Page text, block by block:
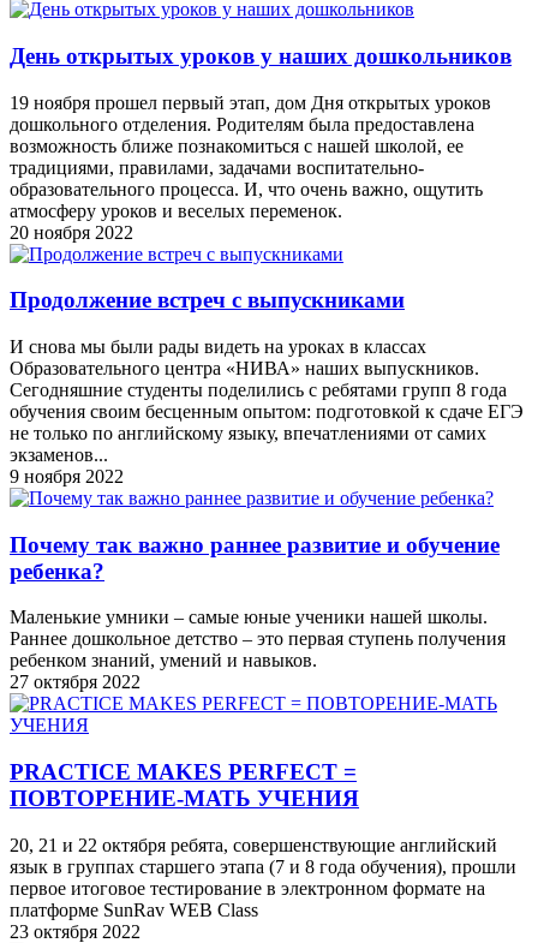
День открытых уроков у наших дошкольников
19 ноября прошел первый этап, дом Дня открытых уроков
дошкольного отделения. Родителям была предоставлена
возможность ближе познакомиться с нашей школой, ее
традициями, правилами, задачами воспитательно-
образовательного процесса. И, что очень важно, ощутить
атмосферу уроков и веселых переменок.
20 ноября 2022
Продолжение встреч с выпускниками
И снова мы были рады видеть на уроках в классах
Oбразовательного центра «НИВА» наших выпускников.
Сегодняшние студенты поделились с ребятами групп 8 года
обучения своим бесценным опытом: подготовкой к сдаче ЕГЭ
не только по английскому языку, впечатлениями от самих
экзаменов...
9 ноября 2022
Почему так важно раннее развитие и обучение
ребенка?
Маленькие умники – самые юные ученики нашей школы.
Раннее дошкольное детство – это первая ступень получения
ребенком знаний, умений и навыков.
27 октября 2022
PRACTICE MAKES PERFECT =
ПОВТОРЕНИЕ-МАТЬ УЧЕНИЯ
20, 21 и 22 октября ребята, совершенствующие английский
язык в группах старшего этапа (7 и 8 года обучения), прошли
первое итоговое тестирование в электронном формате на
платформе SunRav WEB Class
23 октября 2022